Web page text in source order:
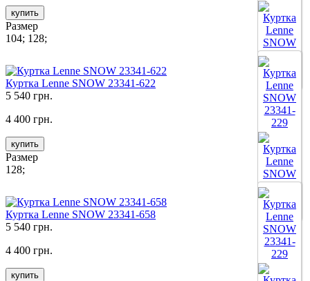
Все цвета
купить
Размер
104; 128;
Все цвета
Куртка Lenne SNOW 23341-622
5 540 грн.
4 400 грн.
купить
Размер
128;
Куртка Lenne SNOW 23341-658
5 540 грн.
4 400 грн.
купить